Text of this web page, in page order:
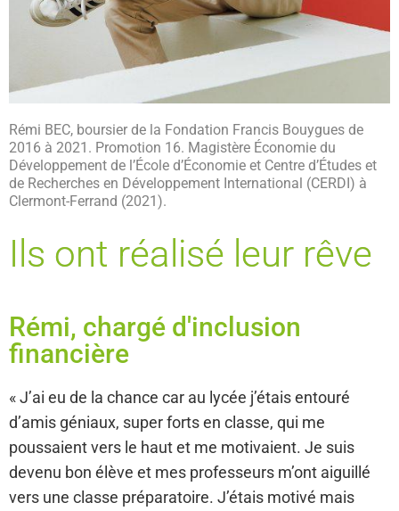
Rémi BEC, boursier de la Fondation Francis Bouygues de
2016 à 2021. Promotion 16. Magistère Économie du
Développement de l’École d’Économie et Centre d’Études et
de Recherches en Développement International (CERDI) à
Clermont-Ferrand (2021).
Ils ont réalisé leur rêve
Rémi, chargé d'inclusion
financière
« J’ai eu de la chance car au lycée j’étais entouré
d’amis géniaux, super forts en classe, qui me
poussaient vers le haut et me motivaient. Je suis
devenu bon élève et mes professeurs m’ont aiguillé
vers une classe préparatoire. J’étais motivé mais